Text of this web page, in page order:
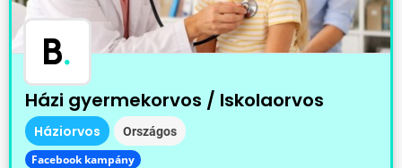
B.
Házi gyermekorvos / Iskolaorvos
Háziorvos Országos
Facebook kampány